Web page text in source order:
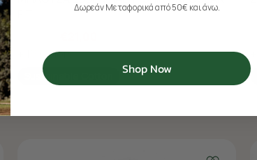
+ 16 Colors
Sustainable Cotton
Δωρεάν Μεταφορικά από 50€ και άνω.
Shop Now